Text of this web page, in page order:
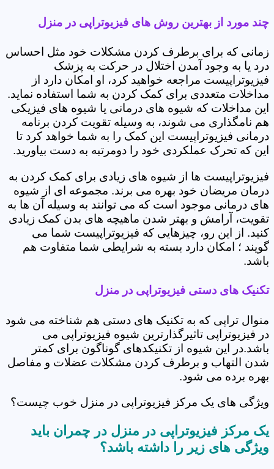
چند مورد از بهترین روش های فیزیوتراپی در منزل
زمانی که برای برطرف کردن مشکلات خود مثل احساس
درد یا به وجود آمدن اختلال در حرکت به پزشک
فیزیوتراپیست مراجعه خواهید کرد، او امکان دارد از
مداخلات متعددی برای کمک کردن به شما استفاده نماید.
این مداخلات که شیوه های درمانی یا شیوه های فیزیکی
هم نامگذاری می شوند، به وسیله تقویت کردن برنامه
درمانی فیزیوتراپیست این کمک را به شما خواهد کرد تا
این که تحرک عملکردی خود را دومرتبه به دست بیاورید.
فیزیوتراپیست ها از شیوه های زیادی برای کمک کردن به
درمان مریضان خود بهره می برند. مجموعه ای از شیوه
های درمانی موجود است که می توانند به وسیله آن ها به
تقویت، آرامش و بهتر شدن ماهیچه های بدن کمک زیادی
کنید. از این رو، چیزهایی که فیزیوتراپیست شما می
گویند ؛ امکان دارد بسته به شرایطی شما متفاوت هم
باشد.
تکنیک های دستی فیزیوتراپی در منزل
منوال تراپی که به تکنیک های دستی هم شناخته می شود
در فیزیوتراپی تاثیرگذارترین شیوه فیزیوتراپی می
باشد.در این شیوه از تکنیکدهای گوناگون برای کمتر
شدن التهاب و برطرف کردن مشکلات عضلات و مفاصل
بهره برده می شود.
ویژگی های یک مرکز فیزیوتراپی در منزل خوب چیست؟
یک مرکز فیزیوتراپی در منزل در چمران باید
ویژگی های زیر را داشته باشد؟